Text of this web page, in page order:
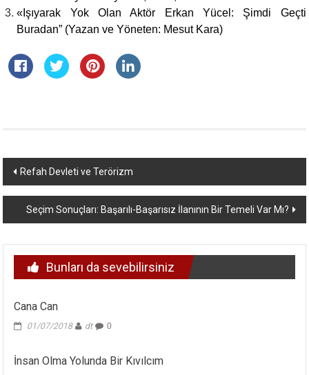
«Işıyarak Yok Olan Aktör Erkan Yücel: Şimdi Geçti
Buradan” (Yazan ve Yöneten: Mesut Kara)
Yazı
dolaşımı
Refah Devleti ve Terörizm
Seçim Sonuçları: Başarılı-Başarısız İlanının Bir Temeli Var Mı?
Bunları da sevebilirsiniz
Cana Can
01/07/2018 dt 0
İnsan Olma Yolunda Bir Kıvılcım